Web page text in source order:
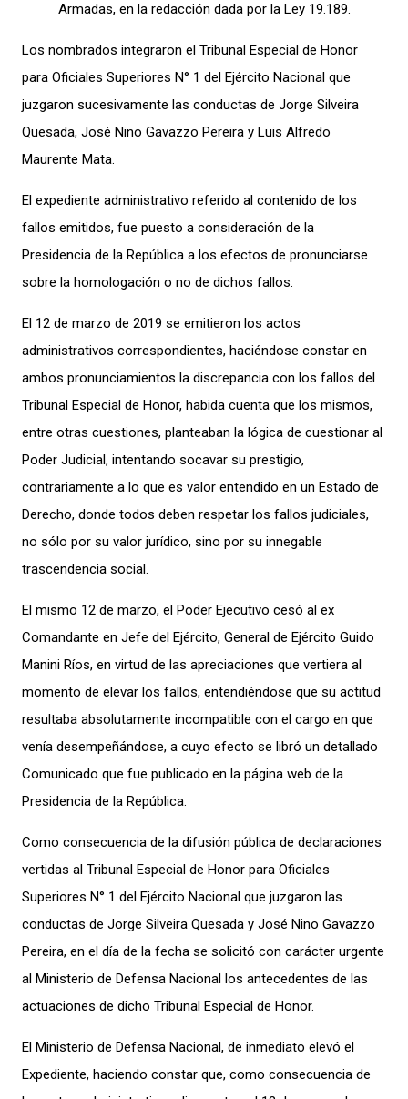
Armadas, en la redacción dada por la Ley 19.189.
Los nombrados integraron el Tribunal Especial de Honor
para Oficiales Superiores N° 1 del Ejército Nacional que
juzgaron sucesivamente las conductas de Jorge Silveira
Quesada, José Nino Gavazzo Pereira y Luis Alfredo
Maurente Mata.
El expediente administrativo referido al contenido de los
fallos emitidos, fue puesto a consideración de la
Presidencia de la República a los efectos de pronunciarse
sobre la homologación o no de dichos fallos.
El 12 de marzo de 2019 se emitieron los actos
administrativos correspondientes, haciéndose constar en
ambos pronunciamientos la discrepancia con los fallos del
Tribunal Especial de Honor, habida cuenta que los mismos,
entre otras cuestiones, planteaban la lógica de cuestionar al
Poder Judicial, intentando socavar su prestigio,
contrariamente a lo que es valor entendido en un Estado de
Derecho, donde todos deben respetar los fallos judiciales,
no sólo por su valor jurídico, sino por su innegable
trascendencia social.
El mismo 12 de marzo, el Poder Ejecutivo cesó al ex
Comandante en Jefe del Ejército, General de Ejército Guido
Manini Ríos, en virtud de las apreciaciones que vertiera al
momento de elevar los fallos, entendiéndose que su actitud
resultaba absolutamente incompatible con el cargo en que
venía desempeñándose, a cuyo efecto se libró un detallado
Comunicado que fue publicado en la página web de la
Presidencia de la República.
Como consecuencia de la difusión pública de declaraciones
vertidas al Tribunal Especial de Honor para Oficiales
Superiores N° 1 del Ejército Nacional que juzgaron las
conductas de Jorge Silveira Quesada y José Nino Gavazzo
Pereira, en el día de la fecha se solicitó con carácter urgente
al Ministerio de Defensa Nacional los antecedentes de las
actuaciones de dicho Tribunal Especial de Honor.
El Ministerio de Defensa Nacional, de inmediato elevó el
Expediente, haciendo constar que, como consecuencia de